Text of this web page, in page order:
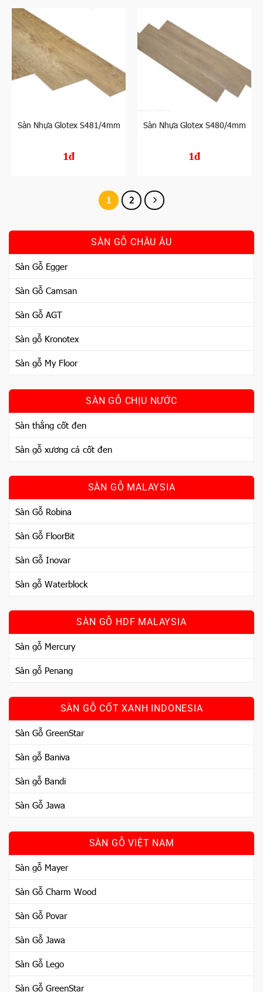
Sàn Nhựa Glotex S481/4mm
1đ
Sàn Nhựa Glotex S480/4mm
1đ
1 2
SÀN GỖ CHÂU ÂU
Sàn Gỗ Egger
Sàn Gỗ Camsan
Sàn Gỗ AGT
Sàn gỗ Kronotex
Sàn gỗ My Floor
SÀN GỖ CHỊU NƯỚC
Sàn thẳng cốt đen
Sàn gỗ xương cá cốt đen
SÀN GỖ MALAYSIA
Sàn Gỗ Robina
Sàn Gỗ FloorBit
Sàn Gỗ Inovar
Sàn gỗ Waterblock
SÀN GỖ HDF MALAYSIA
Sàn gỗ Mercury
Sàn gỗ Penang
SÀN GỖ CỐT XANH INDONESIA
Sàn Gỗ GreenStar
Sàn gỗ Baniva
Sàn gỗ Bandi
Sàn Gỗ Jawa
SÀN GỖ VIỆT NAM
Sàn gỗ Mayer
Sàn Gỗ Charm Wood
Sàn Gỗ Povar
Sàn Gỗ Jawa
Sàn Gỗ Lego
Sàn Gỗ GreenStar